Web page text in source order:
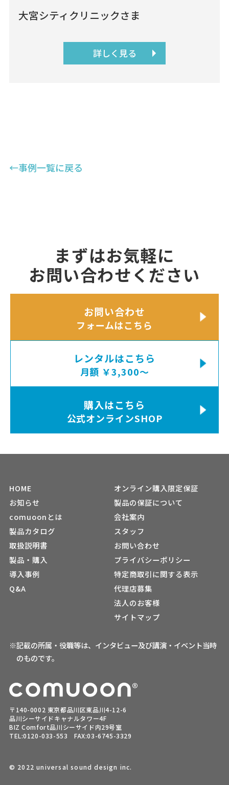
大宮シティクリニックさま
詳しく見る
←事例一覧に戻る
まずはお気軽に
お問い合わせください
お問い合わせ
フォームはこちら
レンタルはこちら
月額 ￥3,300〜
購入はこちら
公式オンラインSHOP
HOME
お知らせ
comuoonとは
製品カタログ
取扱説明書
製品・購入
導入事例
Q&A
オンライン購入限定保証
製品の保証について
会社案内
スタッフ
お問い合わせ
プライバシーポリシー
特定商取引に関する表示
代理店募集
法人のお客様
サイトマップ
※記載の所属・役職等は、インタビュー及び講演・イベント当時
のものです。
〒140-0002 東京都品川区東品川4-12-6
品川シーサイドキャナルタワー4F
BIZ Comfort品川シーサイド内29号室
TEL:0120-033-553 FAX:03-6745-3329
© 2022 universal sound design inc.